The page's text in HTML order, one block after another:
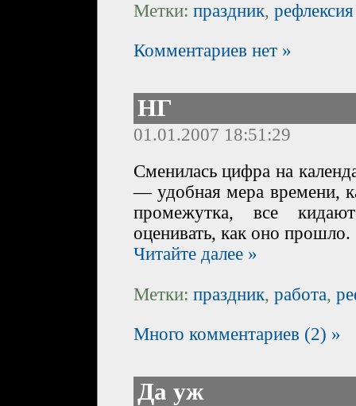
Метки: праздник, рефлексия
Комментариев нет »
НГ
01.01.2007 18:51:29
Сменилась цифра на
— удобная мера времени,
промежутка, все
оценивать, как оно прошло.
Читайте далее »
Метки: праздник, работа,
Много комментариев (2) »
Да уж